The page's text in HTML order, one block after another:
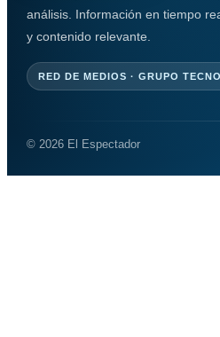
análisis. Información en tiempo
y contenido relevante.
RED DE MEDIOS · GRUPO
© 2026 El Espectador